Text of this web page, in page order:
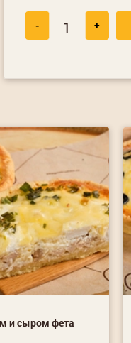
- +
и сыром фета